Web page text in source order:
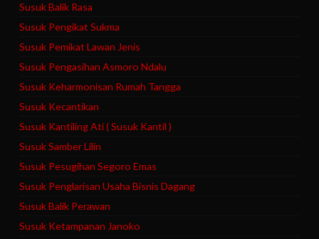
Susuk Balik Rasa
Susuk Pengikat Sukma
Susuk Pemikat Lawan Jenis
Susuk Pengasihan Asmoro Ndalu
Susuk Keharmonisan Rumah Tangga
Susuk Kecantikan
Susuk Kantiling Ati ( Susuk Kantil )
Susuk Samber Lilin
Susuk Pesugihan Segoro Emas
Susuk Penglarisan Usaha Bisnis Dagang
Susuk Balik Perawan
Susuk Ketampanan Janoko